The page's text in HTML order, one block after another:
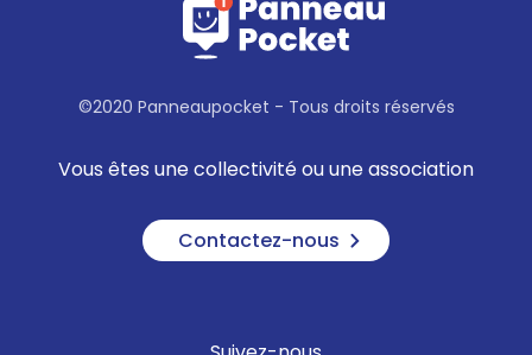
©2020 Panneaupocket - Tous droits réservés
Vous êtes une collectivité ou une association
Contactez-nous